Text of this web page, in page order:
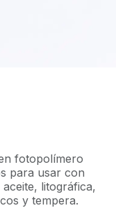
fotopolímero
para usar con
litográfica,
y tempera.